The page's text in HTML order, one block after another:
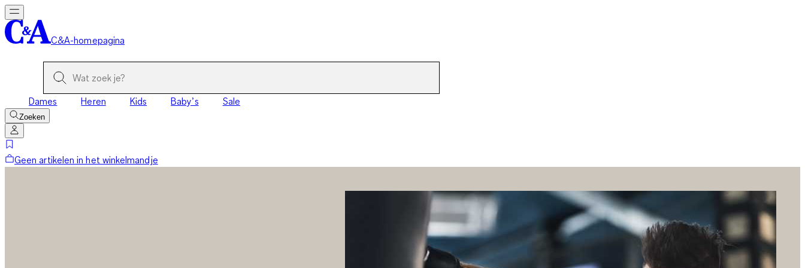
C&A-homepagina
Dames Heren Kids Baby’s Sale
Zoeken
Geen artikelen in het winkelmandje